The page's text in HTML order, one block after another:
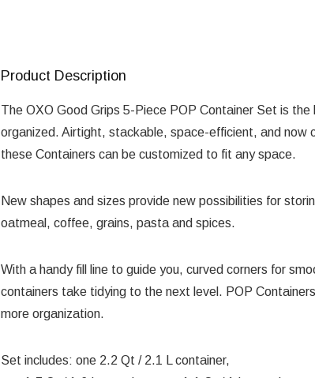
Product Description
The OXO Good Grips 5-Piece POP Container Set is
organized. Airtight, stackable, space-efficient, and now
these Containers can be customized to fit any space.
New shapes and sizes provide new possibilities for
oatmeal, coffee, grains, pasta and spices.
With a handy fill line to guide you, curved corners for
containers take tidying to the next level. POP
more organization.
Set includes: one 2.2 Qt / 2.1 L container,